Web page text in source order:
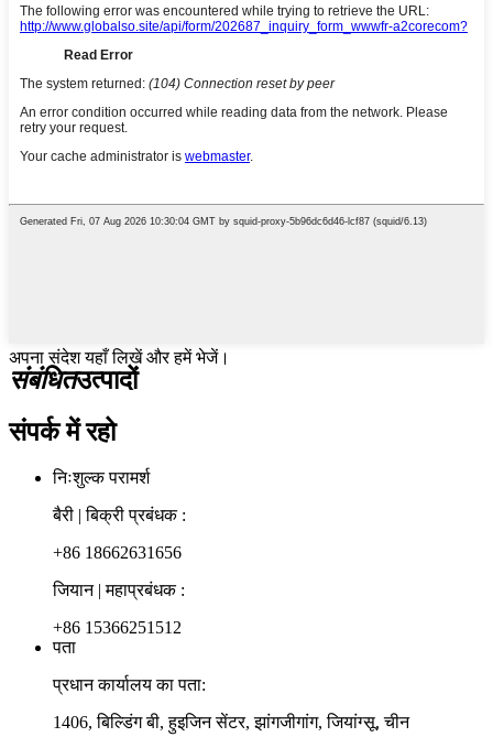
अपना संदेश यहाँ लिखें और हमें भेजें।
संबंधितउत्पादों
संपर्क में रहो
निःशुल्क परामर्श
बैरी | बिक्री प्रबंधक :
+86 18662631656
जियान | महाप्रबंधक :
+86 15366251512
पता
प्रधान कार्यालय का पता:
1406, बिल्डिंग बी, हुइजिन सेंटर, झांगजीगांग, जियांग्सू, चीन